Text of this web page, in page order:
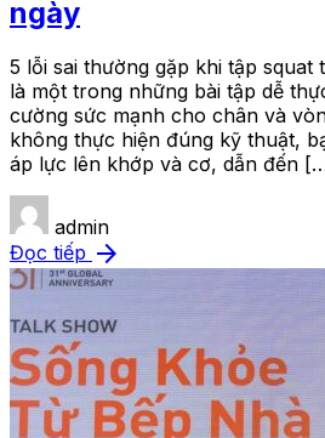
ngày
5 lỗi sai thường gặp khi tập squat
là một trong những bài tập dễ
cường sức mạnh cho chân và
không thực hiện đúng kỹ thuật,
áp lực lên khớp và cơ, dẫn đến
admin
Đọc tiếp arrow_forward